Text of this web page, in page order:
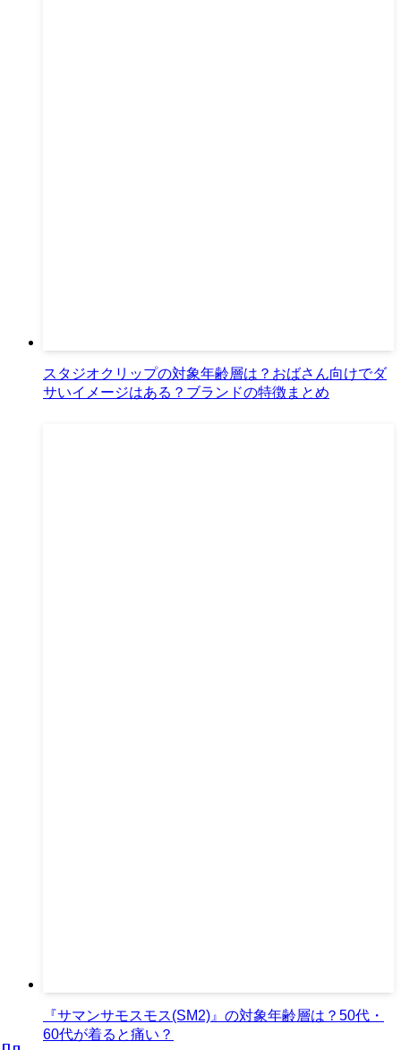
スタジオクリップの対象年齢層は？おばさん向けでダ
サいイメージはある？ブランドの特徴まとめ
『サマンサモスモス(SM2)』の対象年齢層は？50代・
60代が着ると痛い？